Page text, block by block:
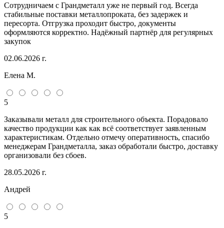
Сотрудничаем с Грандметалл уже не первый год. Всегда
стабильные поставки металлопроката, без задержек и
пересорта. Отгрузка проходит быстро, документы
оформляются корректно. Надёжный партнёр для регулярных
закупок
02.06.2026 г.
Елена М.
5
Заказывали металл для строительного объекта. Порадовало
качество продукции как как всё соответствует заявленным
характеристикам. Отдельно отмечу оперативность, спасибо
менеджерам Грандметалла, заказ обработали быстро, доставку
организовали без сбоев.
28.05.2026 г.
Андрей
5